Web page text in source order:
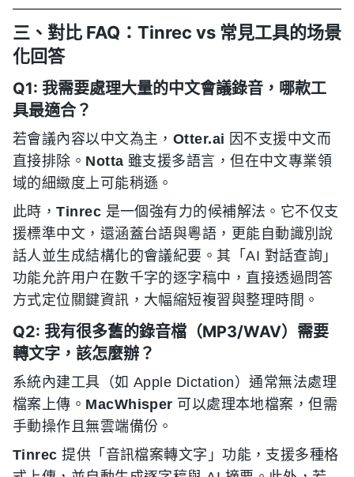
三、對比 FAQ：Tinrec vs 常見工具的场景
化回答
Q1: 我需要處理大量的中文會議錄音，哪款工
具最適合？
若會議內容以中文為主， Otter.ai 因不支援中文而
直接排除。 Notta 雖支援多語言，但在中文專業領
域的細緻度上可能稍遜。
此時，Tinrec 是一個強有力的候補解法。它不仅支
援標準中文，還涵蓋台語與粵語，更能自動識別說
話人並生成結構化的會議紀要。其「AI 對話查詢」
功能允許用户在數千字的逐字稿中，直接透過問答
方式定位關鍵資訊，大幅縮短複習與整理時間。
Q2: 我有很多舊的錄音檔（MP3/WAV）需要
轉文字，該怎麼辦？
系統內建工具（如 Apple Dictation）通常無法處理
檔案上傳。 MacWhisper 可以處理本地檔案，但需
手動操作且無雲端備份。
Tinrec 提供「音訊檔案轉文字」功能，支援多種格